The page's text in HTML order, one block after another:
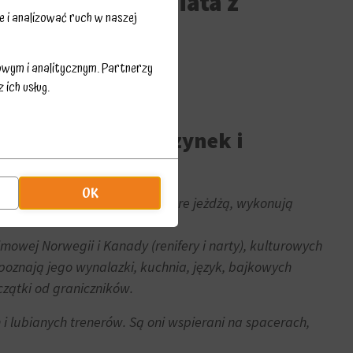
dla dziewczynek i
zestawów klocków Lego, które jeżdżą, wykonują
Norwegii i Kanady (renifery i narty), kulturowych
jego wynalazki, kuchnia, język, bajkowych
od graniczników.
lubianych trenerów. Są oni wspierani na spacerach,
analizować ruch w naszej
i analitycznym. Partnerzy
usług.
OK